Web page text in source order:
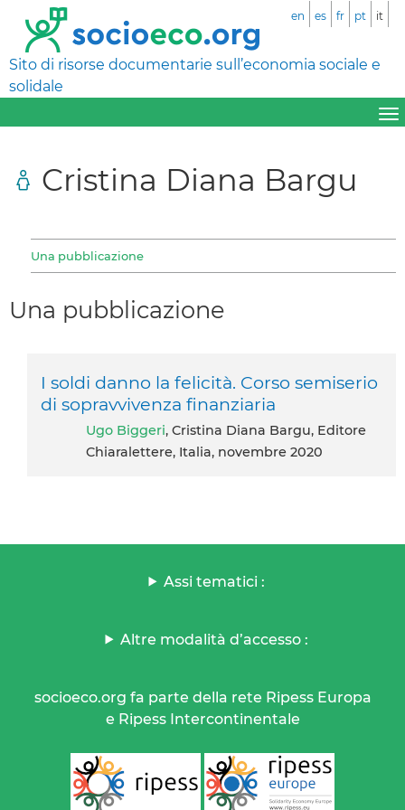
Sito di risorse documentarie sull’economia sociale e
solidale
en es fr pt it
Cristina Diana Bargu
Una pubblicazione
Una pubblicazione
I soldi danno la felicità. Corso semiserio
di sopravvivenza finanziaria
Ugo Biggeri, Cristina Diana Bargu, Editore
Chiaralettere, Italia, novembre 2020
Assi tematici :
Altre modalità d’accesso :
socioeco.org fa parte della rete Ripess Europa
e Ripess Intercontinentale